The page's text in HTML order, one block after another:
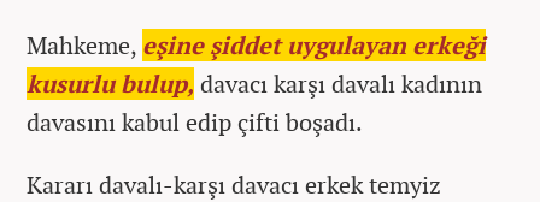
Mahkeme, eşine şiddet uygulayan erkeği
kusurlu bulup, davacı karşı davalı kadının
davasını kabul edip çifti boşadı.
Kararı davalı-karşı davacı erkek temyiz